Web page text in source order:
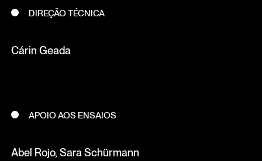
DIREÇÃO TÉCNICA
Cárin Geada
APOIO AOS ENSAIOS
Abel Rojo, Sara Schürmann